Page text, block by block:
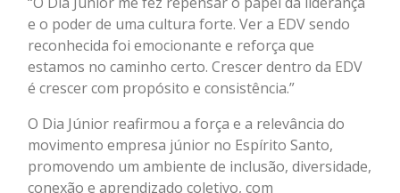
e o poder de uma cultura forte. Ver a EDV sendo
reconhecida foi emocionante e reforça que
estamos no caminho certo. Crescer dentro da EDV
é crescer com propósito e consistência.”
O Dia Júnior reafirmou a força e a relevância do
movimento empresa júnior no Espírito Santo,
promovendo um ambiente de inclusão, diversidade,
conexão e aprendizado coletivo, com